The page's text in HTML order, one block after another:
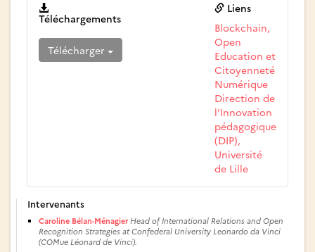
Téléchargements
Télécharger
Liens
Blockchain,
Open
Education et
Citoyenneté
Numérique
Direction de
l’Innovation
pédagogique
(DIP),
Université
de Lille
Intervenants
Caroline Bélan-Ménagier Head of International Relations and Open
Recognition Strategies at Confederal University Leonardo da Vinci
(COMue Léonard de Vinci).